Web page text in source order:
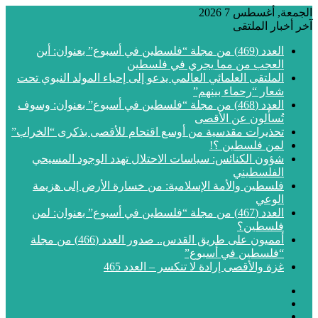
الجمعة, أغسطس 7 2026
آخر أخبار الملتقى
العدد (469) من مجلة “فلسطين في أسبوع” بعنوان: أين
العجب من مما يجري في فلسطين
الملتقى العلمائي العالمي يدعو إلى إحياء المولد النبوي تحت
شعار “رحماء بينهم”
العدد (468) من مجلة “فلسطين في أسبوع” بعنوان: وسوف
تُسألون عن الأقصى
تحذيرات مقدسية من أوسع اقتحام للأقصى بذكرى “الخراب”
لمن فلسطين ؟!
شؤون الكنائس: سياسات الاحتلال تهدد الوجود المسيحي
الفلسطيني
فلسطين والأمة الإسلامية: من خسارة الأرض إلى هزيمة
الوعي
العدد (467) من مجلة “فلسطين في أسبوع” بعنوان: لمن
فلسطين؟
أمميون على طريق القدس.. صدور العدد (466) من مجلة
“فلسطين في أسبوع”
غزة والأقصى إرادة لا تنكسر – العدد 465